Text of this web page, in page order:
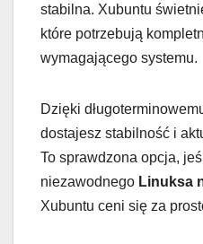
stabilna. Xubuntu
które potrzebują
wymagającego systemu.
Dzięki
dostajesz stabilność i
To sprawdzona opcja,
niezawodnego Linuksa
Xubuntu ceni się za